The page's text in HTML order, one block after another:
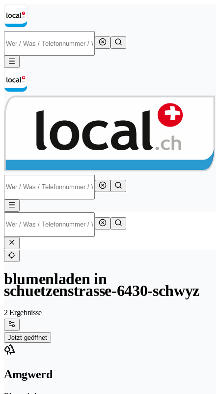
blumenladen in
schuetzenstrasse-6430-schwyz
2 Ergebnisse
Jetzt geöffnet
Amgwerd